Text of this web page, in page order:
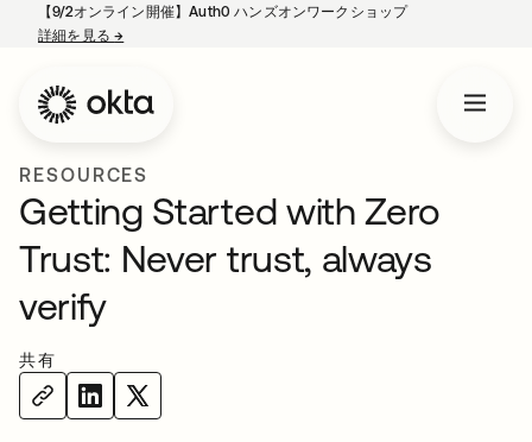
【9/2オンライン開催】Auth0 ハンズオンワークショップ
詳細を見る→
RESOURCES
Getting Started with Zero
Trust: Never trust, always
verify
共有